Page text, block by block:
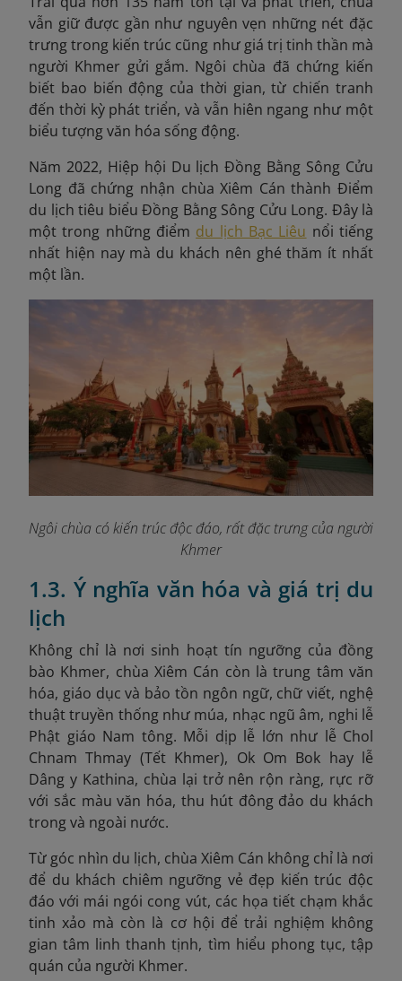
vẫn giữ được gần như nguyên vẹn những nét đặc
trưng trong kiến trúc cũng như giá trị tinh thần mà
người Khmer gửi gắm. Ngôi chùa đã chứng kiến
biết bao biến động của thời gian, từ chiến tranh
đến thời kỳ phát triển, và vẫn hiên ngang như một
biểu tượng văn hóa sống động.
Năm 2022, Hiệp hội Du lịch Đồng Bằng Sông Cửu
Long đã chứng nhận chùa Xiêm Cán thành Điểm
du lịch tiêu biểu Đồng Bằng Sông Cửu Long. Đây là
một trong những điểm du lịch Bạc Liêu nổi tiếng
nhất hiện nay mà du khách nên ghé thăm ít nhất
một lần.
Ngôi chùa có kiến trúc độc đáo, rất đặc trưng của người
Khmer
1.3. Ý nghĩa văn hóa và giá trị du
lịch
Không chỉ là nơi sinh hoạt tín ngưỡng của đồng
bào Khmer, chùa Xiêm Cán còn là trung tâm văn
hóa, giáo dục và bảo tồn ngôn ngữ, chữ viết, nghệ
thuật truyền thống như múa, nhạc ngũ âm, nghi lễ
Phật giáo Nam tông. Mỗi dịp lễ lớn như lễ Chol
Chnam Thmay (Tết Khmer), Ok Om Bok hay lễ
Dâng y Kathina, chùa lại trở nên rộn ràng, rực rỡ
với sắc màu văn hóa, thu hút đông đảo du khách
trong và ngoài nước.
Từ góc nhìn du lịch, chùa Xiêm Cán không chỉ là nơi
để du khách chiêm ngưỡng vẻ đẹp kiến trúc độc
đáo với mái ngói cong vút, các họa tiết chạm khắc
tinh xảo mà còn là cơ hội để trải nghiệm không
gian tâm linh thanh tịnh, tìm hiểu phong tục, tập
quán của người Khmer.